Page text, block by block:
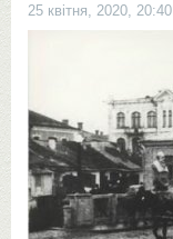
25 квітня, 2020, 20:40